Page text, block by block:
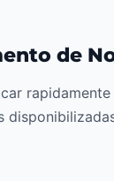
de
rapidamente